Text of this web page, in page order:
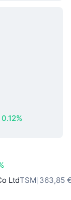
0.12%
LtdTSM 363,85